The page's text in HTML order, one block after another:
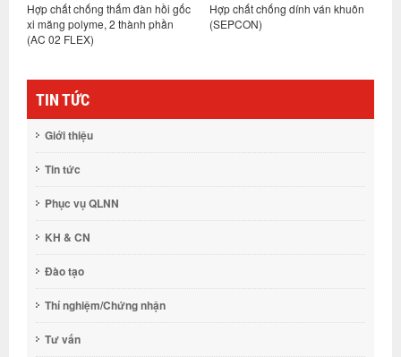
Hợp chất chống thấm đàn hồi gốc
xi măng polyme, 2 thành phần
(AC 02 FLEX)
Hợp chất chống dính ván khuôn
(SEPCON)
TIN TỨC
Giới thiệu
Tin tức
Phục vụ QLNN
KH & CN
Đào tạo
Thí nghiệm/Chứng nhận
Tư vấn